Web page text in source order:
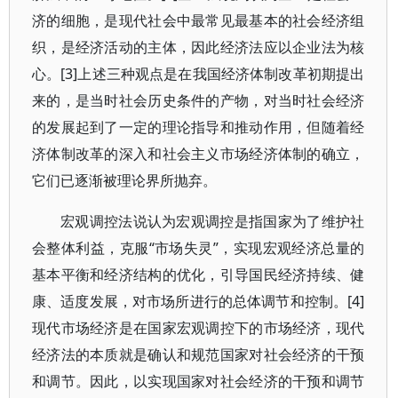
济的细胞，是现代社会中最常见最基本的社会经济组
织，是经济活动的主体，因此经济法应以企业法为核
心。[3]上述三种观点是在我国经济体制改革初期提出
来的，是当时社会历史条件的产物，对当时社会经济
的发展起到了一定的理论指导和推动作用，但随着经
济体制改革的深入和社会主义市场经济体制的确立，
它们已逐渐被理论界所抛弃。
宏观调控法说认为宏观调控是指国家为了维护社
会整体利益，克服“市场失灵”，实现宏观经济总量的
基本平衡和经济结构的优化，引导国民经济持续、健
康、适度发展，对市场所进行的总体调节和控制。[4]
现代市场经济是在国家宏观调控下的市场经济，现代
经济法的本质就是确认和规范国家对社会经济的干预
和调节。因此，以实现国家对社会经济的干预和调节